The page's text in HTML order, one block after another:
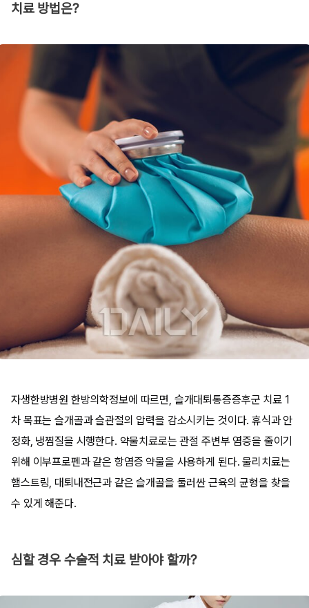
치료 방법은?
자생한방병원 한방의학정보에 따르면, 슬개대퇴통증증후군 치료 1
차 목표는 슬개골과 슬관절의 압력을 감소시키는 것이다. 휴식과 안
정화, 냉찜질을 시행한다. 약물치료로는 관절 주변부 염증을 줄이기
위해 이부프로펜과 같은 항염증 약물을 사용하게 된다. 물리치료는
햄스트링, 대퇴내전근과 같은 슬개골을 둘러싼 근육의 균형을 찾을
수 있게 해준다.
심할 경우 수술적 치료 받아야 할까?